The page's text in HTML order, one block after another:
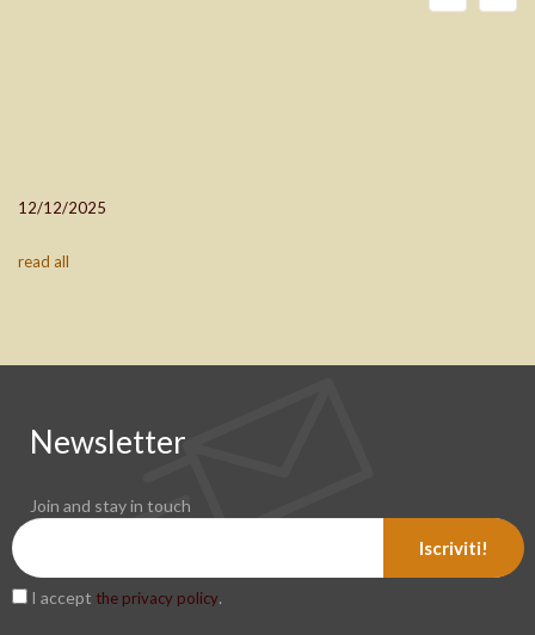
12/12/2025
read all
Newsletter
Join and stay in touch
Iscriviti!
I accept the privacy policy.